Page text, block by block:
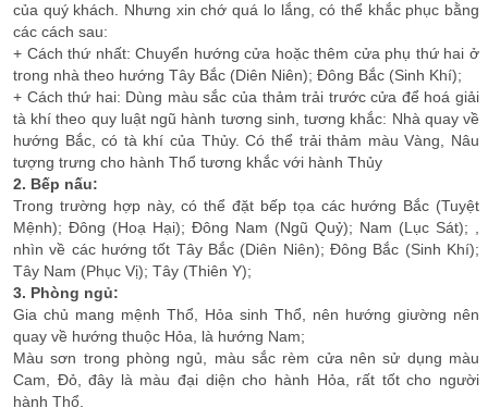
của quý khách. Nhưng xin chớ quá lo lắng, có thể khắc phục bằng
các cách sau:
+ Cách thứ nhất: Chuyển hướng cửa hoặc thêm cửa phụ thứ hai ở
trong nhà theo hướng Tây Bắc (Diên Niên); Đông Bắc (Sinh Khí);
+ Cách thứ hai: Dùng màu sắc của thảm trải trước cửa để hoá giải
tà khí theo quy luật ngũ hành tương sinh, tương khắc: Nhà quay về
hướng Bắc, có tà khí của Thủy. Có thể trải thảm màu Vàng, Nâu
tượng trưng cho hành Thổ tương khắc với hành Thủy
2. Bếp nấu:
Trong trường hợp này, có thể đặt bếp tọa các hướng Bắc (Tuyệt
Mệnh); Đông (Hoạ Hại); Đông Nam (Ngũ Quỷ); Nam (Lục Sát); ,
nhìn về các hướng tốt Tây Bắc (Diên Niên); Đông Bắc (Sinh Khí);
Tây Nam (Phục Vị); Tây (Thiên Y);
3. Phòng ngủ:
Gia chủ mang mệnh Thổ, Hỏa sinh Thổ, nên hướng giường nên
quay về hướng thuộc Hỏa, là hướng Nam;
Màu sơn trong phòng ngủ, màu sắc rèm cửa nên sử dụng màu
Cam, Đỏ, đây là màu đại diện cho hành Hỏa, rất tốt cho người
hành Thổ.